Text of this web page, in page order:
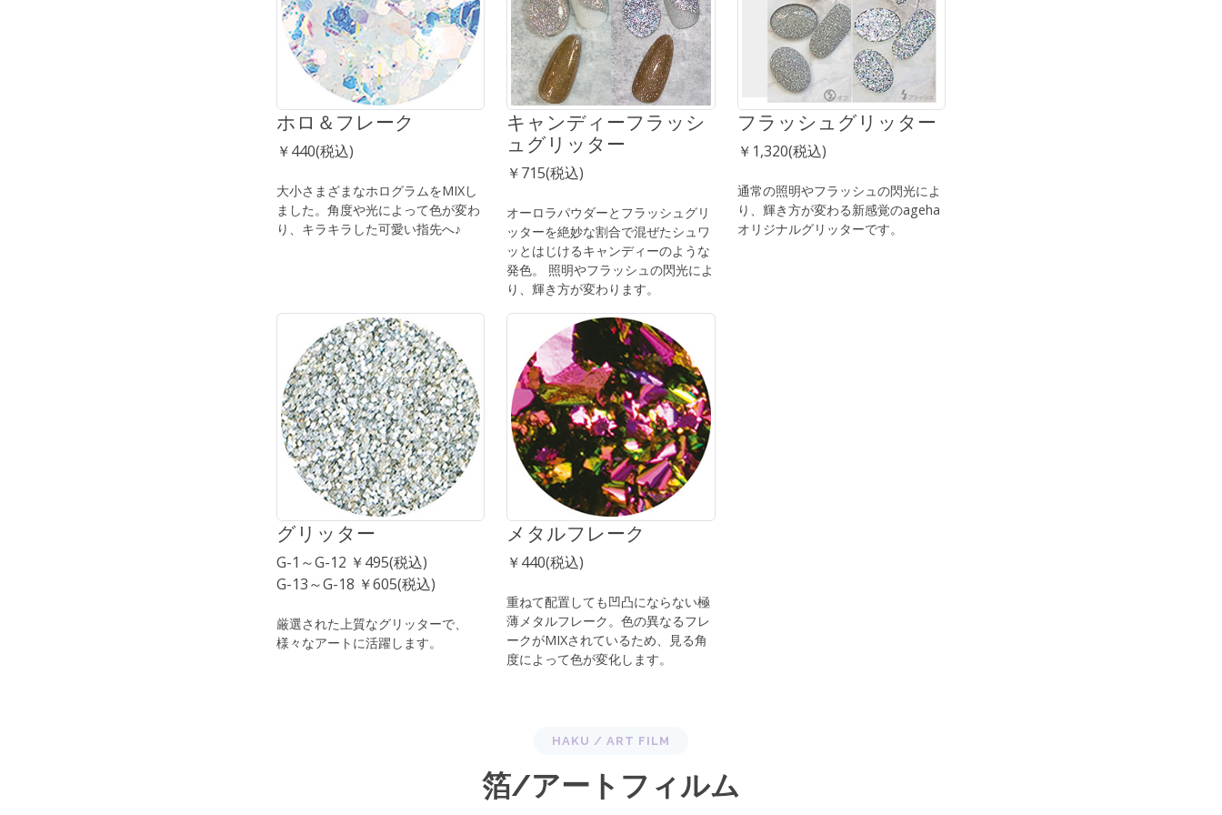
ホロ＆フレーク
￥440(税込)
大小さまざまなホログラムをMIXし
ました。角度や光によって色が変わ
り、キラキラした可愛い指先へ♪
キャンディーフラッシ
ュグリッター
￥715(税込)
オーロラパウダーとフラッシュグリ
ッターを絶妙な割合で混ぜたシュワ
ッとはじけるキャンディーのような
発色。 照明やフラッシュの閃光によ
り、輝き方が変わります。
フラッシュグリッター
￥1,320(税込)
通常の照明やフラッシュの閃光によ
り、輝き方が変わる新感覚のageha
オリジナルグリッターです。
グリッター
G-1～G-12 ￥495(税込)
G-13～G-18 ￥605(税込)
厳選された上質なグリッターで、
様々なアートに活躍します。
メタルフレーク
￥440(税込)
重ねて配置しても凹凸にならない極
薄メタルフレーク。色の異なるフレ
ークがMIXされているため、見る角
度によって色が変化します。
HAKU / ART FILM
箔/アートフィルム